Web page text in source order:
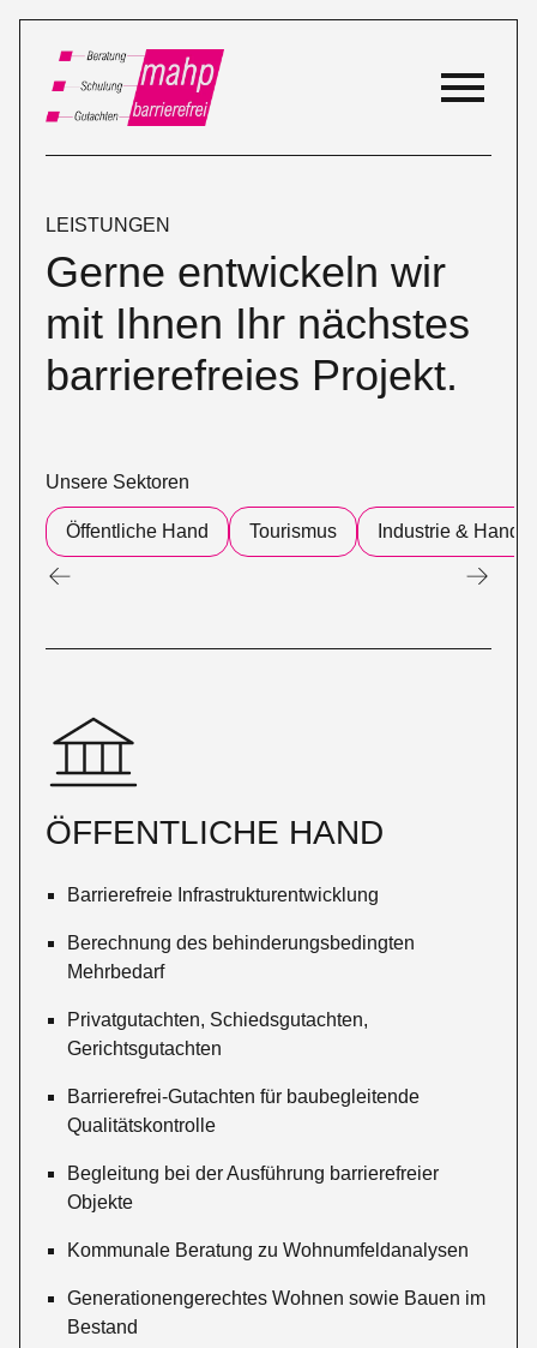
LEISTUNGEN
Gerne entwickeln wir
mit Ihnen Ihr nächstes
barrierefreies Projekt.
Unsere Sektoren
Öffentliche Hand Tourismus Industrie & Handel
ÖFFENTLICHE HAND
Barrierefreie Infrastrukturentwicklung
Berechnung des behinderungsbedingten
Mehrbedarf
Privatgutachten, Schiedsgutachten,
Gerichtsgutachten
Barrierefrei-Gutachten für baubegleitende
Qualitätskontrolle
Begleitung bei der Ausführung barrierefreier
Objekte
Kommunale Beratung zu Wohnumfeldanalysen
Generationengerechtes Wohnen sowie Bauen im
Bestand